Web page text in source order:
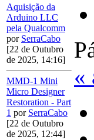
Aquisição da
Arduino LLC
pela Qualcomm
por SerraCabo
[22 de Outubro
de 2025, 14:16]
MMD-1 Mini
Micro Designer
Restoration - Part
1 por SerraCabo
[22 de Outubro
de 2025, 12:44]
«